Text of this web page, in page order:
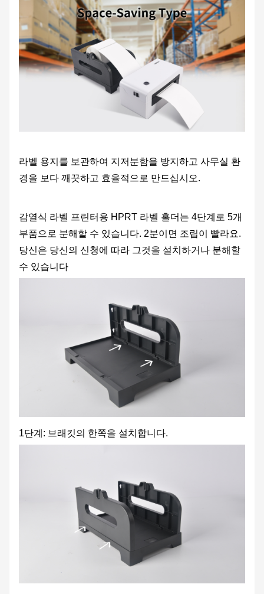
라벨 용지를 보관하여 지저분함을 방지하고 사무실 환
경을 보다 깨끗하고 효율적으로 만드십시오.
감열식 라벨 프린터용 HPRT 라벨 홀더는 4단계로 5개
부품으로 분해할 수 있습니다. 2분이면 조립이 빨라요.
당신은 당신의 신청에 따라 그것을 설치하거나 분해할
수 있습니다
1단계: 브래킷의 한쪽을 설치합니다.